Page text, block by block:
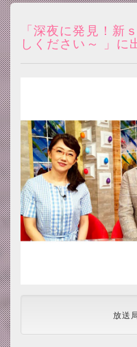
「深夜に発見！新
しください～ 」に
放送